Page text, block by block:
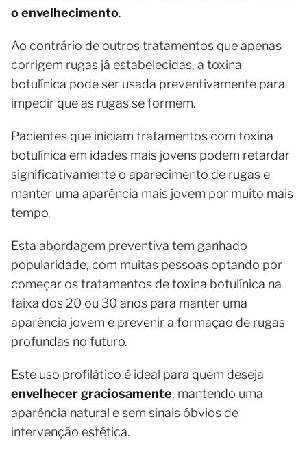
o envelhecimento.
Ao contrário de outros tratamentos que apenas
corrigem rugas já estabelecidas, a toxina
botulínica pode ser usada preventivamente para
impedir que as rugas se formem.
Pacientes que iniciam tratamentos com toxina
botulínica em idades mais jovens podem retardar
significativamente o aparecimento de rugas e
manter uma aparência mais jovem por muito mais
tempo.
Esta abordagem preventiva tem ganhado
popularidade, com muitas pessoas optando por
começar os tratamentos de toxina botulínica na
faixa dos 20 ou 30 anos para manter uma
aparência jovem e prevenir a formação de rugas
profundas no futuro.
Este uso profilático é ideal para quem deseja
envelhecer graciosamente, mantendo uma
aparência natural e sem sinais óbvios de
intervenção estética.